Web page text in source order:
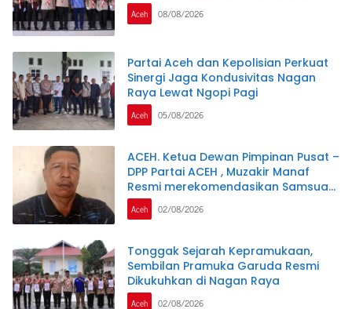
Aceh 08/08/2026
Partai Aceh dan Kepolisian Perkuat
Sinergi Jaga Kondusivitas Nagan
Raya Lewat Ngopi Pagi
Aceh 05/08/2026
ACEH. Ketua Dewan Pimpinan Pusat –
DPP Partai ACEH , Muzakir Manaf
Resmi merekomendasikan Samsuar
( WAN Malaya ) PJ Ketua Partai Aceh
kabupaten Nagan Raya .
Aceh 02/08/2026
Tonggak Sejarah Kepramukaan,
Sembilan Pramuka Garuda Resmi
Dikukuhkan di Nagan Raya
Aceh 02/08/2026